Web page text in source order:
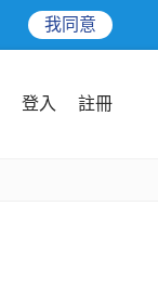
我同意
登入 註冊